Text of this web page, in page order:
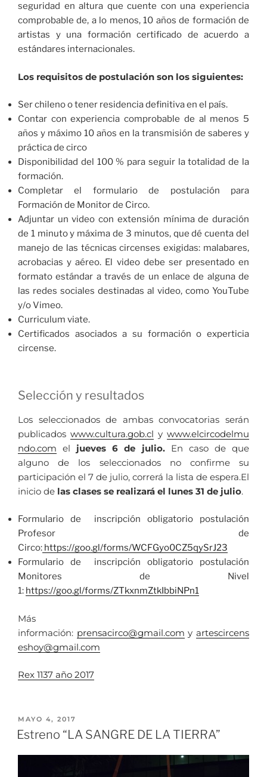
seguridad en altura que cuente con una experiencia
comprobable de, a lo menos, 10 años de formación de
artistas y una formación certificado de acuerdo a
estándares internacionales.
Los requisitos de postulación son los siguientes:
Ser chileno o tener residencia definitiva en el país.
Contar con experiencia comprobable de al menos 5
años y máximo 10 años en la transmisión de saberes y
práctica de circo
Disponibilidad del 100 % para seguir la totalidad de la
formación.
Completar el formulario de postulación para
Formación de Monitor de Circo.
Adjuntar un video con extensión mínima de duración
de 1 minuto y máxima de 3 minutos, que dé cuenta del
manejo de las técnicas circenses exigidas: malabares,
acrobacias y aéreo. El video debe ser presentado en
formato estándar a través de un enlace de alguna de
las redes sociales destinadas al video, como YouTube
y/o Vimeo.
Curriculum viate.
Certificados asociados a su formación o experticia
circense.
Selección y resultados
Los seleccionados de ambas convocatorias serán
publicados www.cultura.gob.cl y www.elcircodelmu
ndo.com el jueves 6 de julio.En caso de que
alguno de los seleccionados no confirme su
participación el 7 de julio, correrá la lista de espera.El
inicio de las clases se realizará el lunes 31 de julio.
Formulario de inscripción obligatorio postulación
Profesor de
Circo: https://goo.gl/forms/WCFGyo0CZ5qySrJ23
Formulario de inscripción obligatorio postulación
Monitores de Nivel
1: https://goo.gl/forms/ZTkxnmZtkIbbiNPn1
Más
información: prensacirco@gmail.com yartescircens
eshoy@gmail.com
Rex 1137 año 2017
MAYO 4, 2017
Estreno “LA SANGRE DE LA TIERRA”